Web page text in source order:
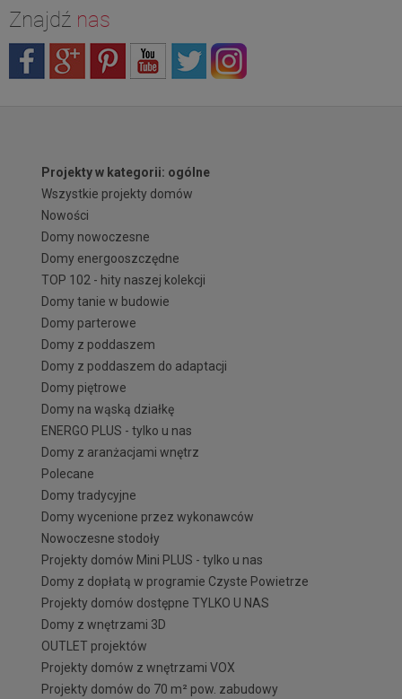
Znajdź nas
Projekty w kategorii: ogólne
Wszystkie projekty domów
Nowości
Domy nowoczesne
Domy energooszczędne
TOP 102 - hity naszej kolekcji
Domy tanie w budowie
Domy parterowe
Domy z poddaszem
Domy z poddaszem do adaptacji
Domy piętrowe
Domy na wąską działkę
ENERGO PLUS - tylko u nas
Domy z aranżacjami wnętrz
Polecane
Domy tradycyjne
Domy wycenione przez wykonawców
Nowoczesne stodoły
Projekty domów Mini PLUS - tylko u nas
Domy z dopłatą w programie Czyste Powietrze
Projekty domów dostępne TYLKO U NAS
Domy z wnętrzami 3D
OUTLET projektów
Projekty domów z wnętrzami VOX
Projekty domów do 70 m² pow. zabudowy